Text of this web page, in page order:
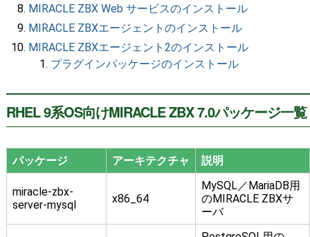
MIRACLE ZBX Web サービスのインストール
MIRACLE ZBXエージェントのインストール
MIRACLE ZBXエージェント2のインストール
プラグインパッケージのインストール
RHEL 9系OS向けMIRACLE ZBX 7.0パッケージ一覧
パッケージ アーキテクチャ 説明
miracle-zbx-
server-mysql
x86_64
MySQL／MariaDB用
のMIRACLE ZBXサ
ーバ